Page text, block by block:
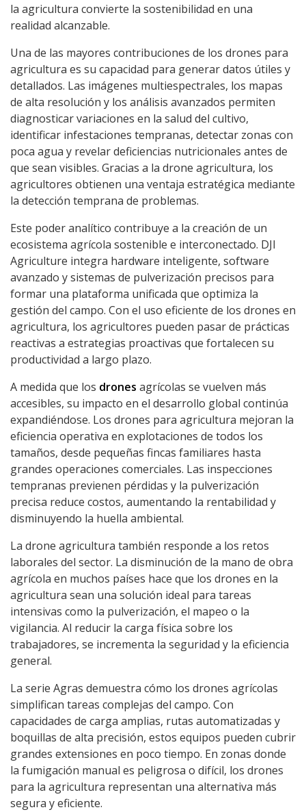
la agricultura convierte la sostenibilidad en una
realidad alcanzable.
Una de las mayores contribuciones de los drones para
agricultura es su capacidad para generar datos útiles y
detallados. Las imágenes multiespectrales, los mapas
de alta resolución y los análisis avanzados permiten
diagnosticar variaciones en la salud del cultivo,
identificar infestaciones tempranas, detectar zonas con
poca agua y revelar deficiencias nutricionales antes de
que sean visibles. Gracias a la drone agricultura, los
agricultores obtienen una ventaja estratégica mediante
la detección temprana de problemas.
Este poder analítico contribuye a la creación de un
ecosistema agrícola sostenible e interconectado. DJI
Agriculture integra hardware inteligente, software
avanzado y sistemas de pulverización precisos para
formar una plataforma unificada que optimiza la
gestión del campo. Con el uso eficiente de los drones en
agricultura, los agricultores pueden pasar de prácticas
reactivas a estrategias proactivas que fortalecen su
productividad a largo plazo.
A medida que los drones agrícolas se vuelven más
accesibles, su impacto en el desarrollo global continúa
expandiéndose. Los drones para agricultura mejoran la
eficiencia operativa en explotaciones de todos los
tamaños, desde pequeñas fincas familiares hasta
grandes operaciones comerciales. Las inspecciones
tempranas previenen pérdidas y la pulverización
precisa reduce costos, aumentando la rentabilidad y
disminuyendo la huella ambiental.
La drone agricultura también responde a los retos
laborales del sector. La disminución de la mano de obra
agrícola en muchos países hace que los drones en la
agricultura sean una solución ideal para tareas
intensivas como la pulverización, el mapeo o la
vigilancia. Al reducir la carga física sobre los
trabajadores, se incrementa la seguridad y la eficiencia
general.
La serie Agras demuestra cómo los drones agrícolas
simplifican tareas complejas del campo. Con
capacidades de carga amplias, rutas automatizadas y
boquillas de alta precisión, estos equipos pueden cubrir
grandes extensiones en poco tiempo. En zonas donde
la fumigación manual es peligrosa o difícil, los drones
para la agricultura representan una alternativa más
segura y eficiente.